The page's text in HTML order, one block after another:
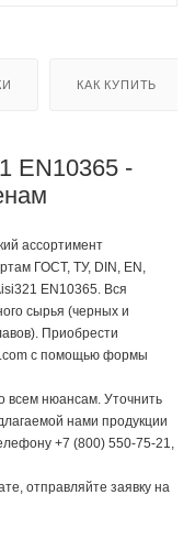
КАК КУПИТЬ
EN10365 -
ассортимент
ГОСТ, ТУ, DIN, EN,
EN10365. Вся
сырья (черных и
Приобрести
с помощью формы
всем нюансам. Уточнить
нами продукции
+7 (800) 550-75-21,
отправляйте заявку на